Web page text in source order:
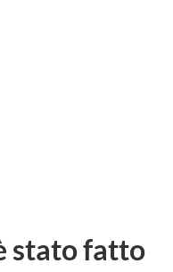
stato fatto